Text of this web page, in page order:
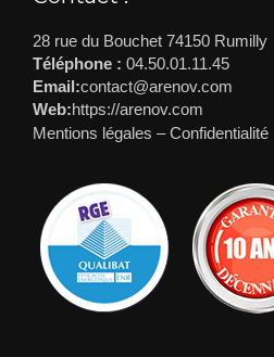
28 rue du Bouchet 74150 Rumilly
Téléphone : 04.50.01.11.45
Email:contact@arenov.com
Web:https://arenov.com
Mentions légales –Confidentialité